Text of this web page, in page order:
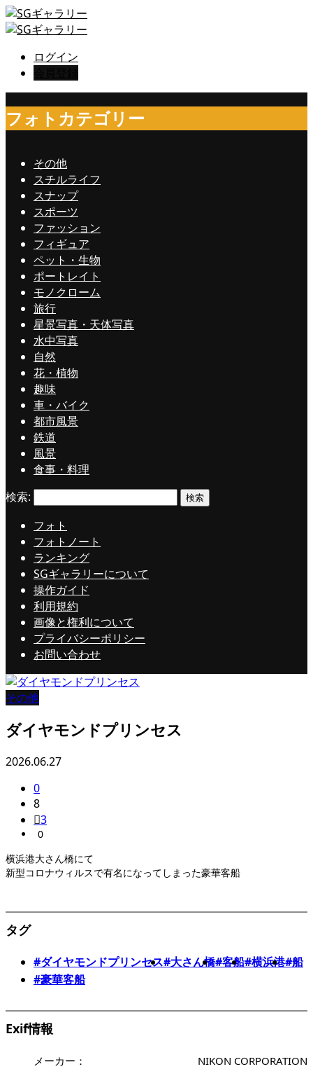
ログイン
フォトカテゴリー
その他
スチルライフ
スナップ
スポーツ
ファッション
フィギュア
ペット・生物
ポートレイト
モノクローム
旅行
星景写真・天体写真
水中写真
自然
花・植物
趣味
車・バイク
都市風景
鉄道
風景
食事・料理
フォト
フォトノート
ランキング
SGギャラリーについて
操作ガイド
利用規約
画像と権利について
プライバシーポリシー
お問い合わせ
検索:
その他
ダイヤモンドプリンセス
2026.06.27
0
8
3
0
横浜港大さん橋にて
新型コロナウィルスで有名になってしまった豪華客船
タグ
#ダイヤモンドプリンセス#大さん橋#客船#横浜港#船
#豪華客船
Exif情報
メーカー：
NIKON CORPORATION